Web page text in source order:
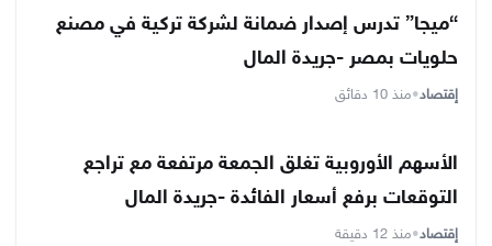
“ميجا” تدرس إصدار ضمانة لشركة تركية في مصنع
حلويات بمصر -جريدة المال
إقتصاد•منذ 10 دقائق
الأسهم الأوروبية تغلق الجمعة مرتفعة مع تراجع
التوقعات برفع أسعار الفائدة -جريدة المال
إقتصاد•منذ 12 دقيقة